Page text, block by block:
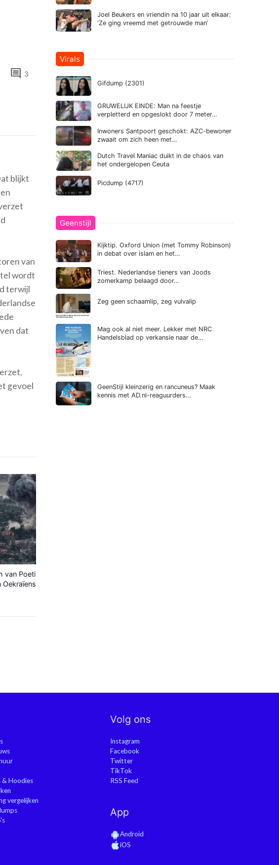
comment 3
blijkt
van
wordt
terwijl
dat
gevoel
van Poetin maakt gigantische
stad
Joel Beukers en vriendin na 10 jaar uit elkaar:
‘Ze ging vreemd met getrouwde man’
Virals
Gifdump (2301)
GRUWELIJK EINDE: Man na feestje
verpletterd en opgeslokt door 7 meter…
Inwoners Santpoort geschokt: AZC-bewoner
zwaait om zich heen met…
Dutch Travel Maniac duikt in de chaos van
het ondergelopen Ceuta
Picdump (4717)
Geenstijl
Kijktip. Oxford Union (met Tommy Robinson)
in debat over islam en het…
Triest. Nederlandse tieners van Joods
zomerkamp belaagd door…
Zeg geen schaamlip, zeg vulvalip
Mag ook al niet meer. Lekker met NRC
Handelsblad op verkansie naar de…
GeenStijl kleinzerig en rancuneus? Maak
kennis met AD.nl-reaguurders…
& Hoodies
vergelijken
Volg ons
Instagram
Facebook
Twitter
TikTok
RSS Feed
App
Android
iOS